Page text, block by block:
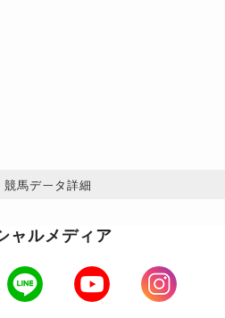
競馬データ詳細
ャルメディア
LINE Youtube
Instagram